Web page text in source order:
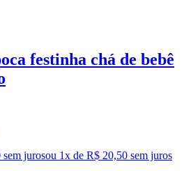
festinha chá de bebê
jurosou 1x de R$ 20,50 sem juros